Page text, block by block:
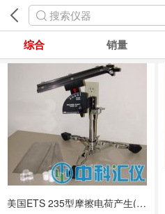
搜索仪器
综合 销量
美国ETS 235型摩擦电荷产生(摩擦)测试系统